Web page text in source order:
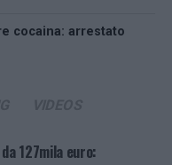
cocaina: arrestato
127mila euro: